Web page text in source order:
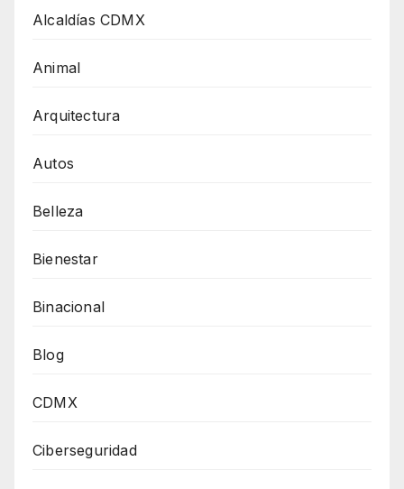
Alcaldías CDMX
Animal
Arquitectura
Autos
Belleza
Bienestar
Binacional
Blog
CDMX
Ciberseguridad